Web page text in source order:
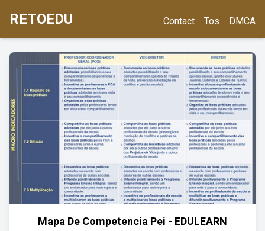
RETOEDU Contact Tos DMCA
Mapa De Competencia Pei - EDULEARN